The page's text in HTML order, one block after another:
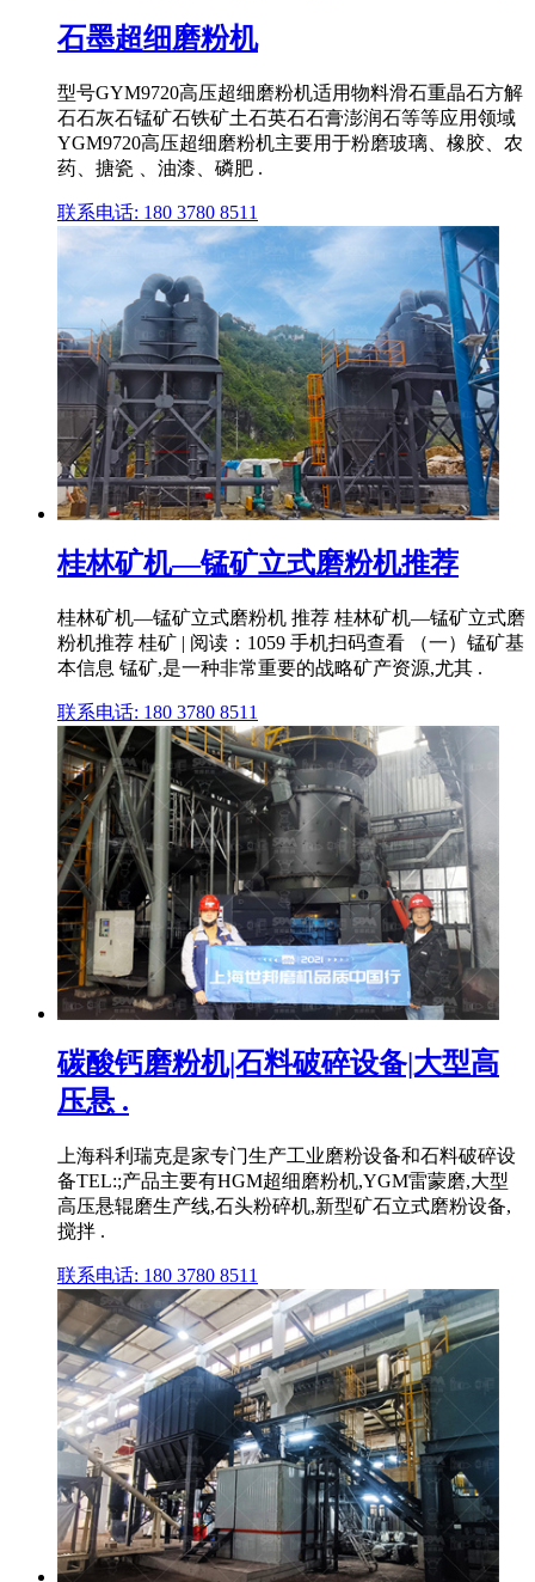
石墨超细磨粉机
型号GYM9720高压超细磨粉机适用物料滑石重晶石方解
石石灰石锰矿石铁矿土石英石石膏澎润石等等应用领域
YGM9720高压超细磨粉机主要用于粉磨玻璃、橡胶、农
药、搪瓷 、油漆、磷肥 .
联系电话: 180 3780 8511
桂林矿机—锰矿立式磨粉机推荐
桂林矿机—锰矿立式磨粉机 推荐 桂林矿机—锰矿立式磨
粉机推荐 桂矿 | 阅读：1059 手机扫码查看 （一）锰矿基
本信息 锰矿,是一种非常重要的战略矿产资源,尤其 .
联系电话: 180 3780 8511
碳酸钙磨粉机|石料破碎设备|大型高
压悬 .
上海科利瑞克是家专门生产工业磨粉设备和石料破碎设
备TEL:;产品主要有HGM超细磨粉机,YGM雷蒙磨,大型
高压悬辊磨生产线,石头粉碎机,新型矿石立式磨粉设备,
搅拌 .
联系电话: 180 3780 8511